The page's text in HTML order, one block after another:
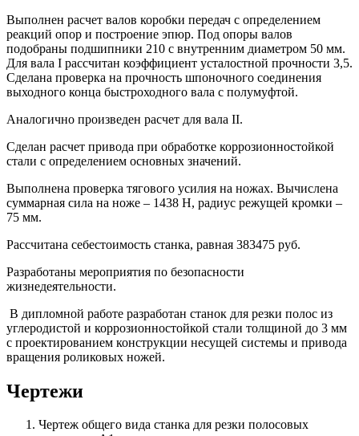
Выполнен расчет валов коробки передач с определением
реакций опор и построение эпюр. Под опоры валов
подобраны подшипники 210 с внутренним диаметром 50 мм.
Для вала I рассчитан коэффициент усталостной прочности 3,5.
Сделана проверка на прочность шпоночного соединения
выходного конца быстроходного вала с полумуфтой.
Аналогично произведен расчет для вала II.
Сделан расчет привода при обработке коррозионностойкой
стали с определением основных значений.
Выполнена проверка тягового усилия на ножах. Вычислена
суммарная сила на ноже – 1438 Н, радиус режущей кромки –
75 мм.
Рассчитана себестоимость станка, равная 383475 руб.
Разработаны мероприятия по безопасности
жизнедеятельности.
В дипломной работе разработан станок для резки полос из
углеродистой и коррозионностойкой стали толщиной до 3 мм
с проектированием конструкции несущей системы и привода
вращения роликовых ножей.
Чертежи
Чертеж общего вида станка для резки полосовых